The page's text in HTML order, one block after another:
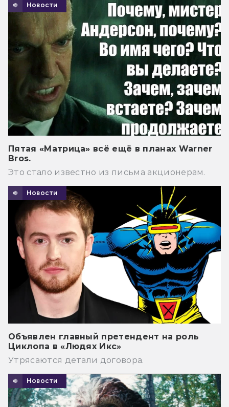
Новости
Пятая «Матрица» всё ещё в планах Warner
Bros.
Это стало известно из письма акционерам.
Новости
Объявлен главный претендент на роль
Циклопа в «Людях Икс»
Утрясаются детали договора.
Новости